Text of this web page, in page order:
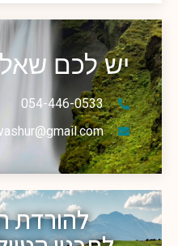
יש לכם
054-446-0533
להורדת